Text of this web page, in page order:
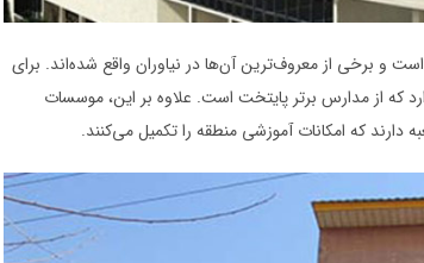
و برخی از معروف‌ترین آن‌ها در نیاوران واقع شده‌اند. برای
که از مدارس برتر پایتخت است. علاوه بر این، موسسات
دارند که امکانات آموزشی منطقه را تکمیل می‌کنند.